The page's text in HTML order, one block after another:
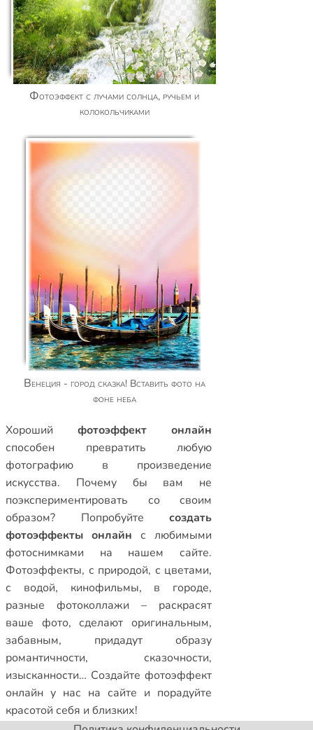
Фотоэффект с лучами солнца, ручьем и
колокольчиками
Венеция - город сказка! Вставить фото на
фоне неба
Xорошийфотоэффект онлайн
способен превратить любую
фотографию в произведение
искусства. Почему бы вам не
поэкспериментировать со своим
образом? Попробуйтесоздать
фотоэффекты онлайн с любимыми
фотоснимками на нашем сайте.
Фотоэффекты, с природой, с цветами,
с водой, кинофильмы, в городе,
разные фотоколлажи – раскрасят
ваше фото, сделают оригинальным,
забавным, придадут образу
романтичности, сказочности,
изысканности… Создайтефотоэффект
онлайн у нас на сайте и порадуйте
красотой себя и близких!